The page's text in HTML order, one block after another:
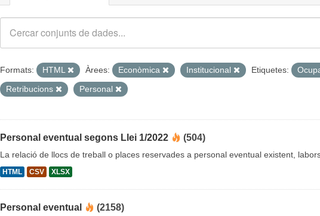
Formats: HTML Àrees: Econòmica Institucional Etiquetes:
Retribucions
Personal
Personal eventual segons Llei 1/2022 (504)
La relació de llocs de treball o places reservades a personal eventual existent,
HTML CSV XLSX
Personal eventual (2158)